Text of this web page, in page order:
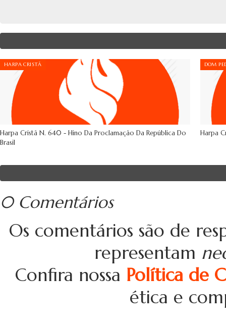
HARPA CRISTÃ
Harpa Cristã N. 640 - Hino Da Proclamação Da República Do
Brasil
DOM
Harpa
0 Comentários
Os comentários são de
representam
Confira nossa Política de
ética e